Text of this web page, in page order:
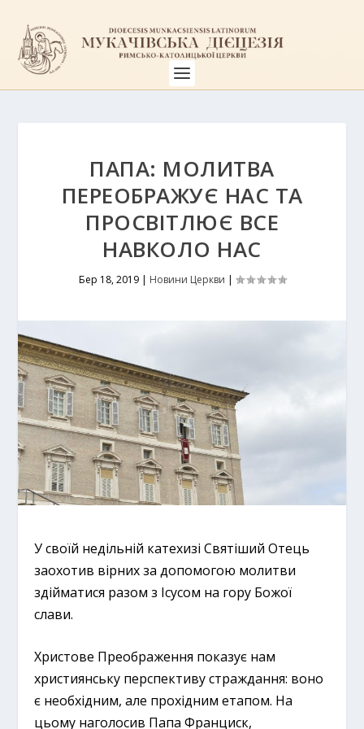
ПАПА: МОЛИТВА
ПЕРЕОБРАЖУЄ НАС ТА
ПРОСВІТЛЮЄ ВСЕ
НАВКОЛО НАС
Бер 18, 2019| Новини Церкви |
У своїй недільній катехизі Святіший Отець
заохотив вірних за допомогою молитви
здійматися разом з Ісусом на гору Божої
слави.
Христове Преображення показує нам
християнську перспективу страждання: воно
є необхідним, але прохідним етапом. На
цьому наголосив Папа Франциск,